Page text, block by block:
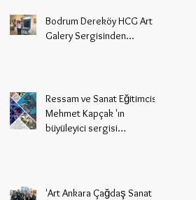
Bodrum Dereköy HCG Art
Galery Sergisinden...
Ressam ve Sanat Eğitimcisi
Mehmet Kapçak 'ın
büyüleyici sergisi
'Art Ankara Çağdaş Sanat